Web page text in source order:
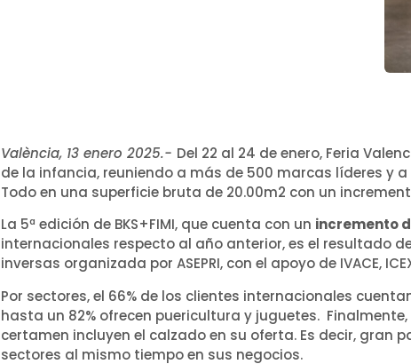
València, 13 enero 2025.- Del 22 al 24 de enero, Feria
de la infancia, reuniendo a más de 500 marcas líderes y a
Todo en una superficie bruta de 20.00m2 con un
La 5ª edición de BKS+FIMI, que cuenta con un incremento
internacionales respecto al año anterior, es el resultado
inversas organizada por ASEPRI, con el apoyo de IVACE,
Por sectores, el 66% de los clientes internacionales
hasta un 82% ofrecen puericultura y juguetes.
certamen incluyen el calzado en su oferta. Es decir, gran
sectores al mismo tiempo en sus negocios.